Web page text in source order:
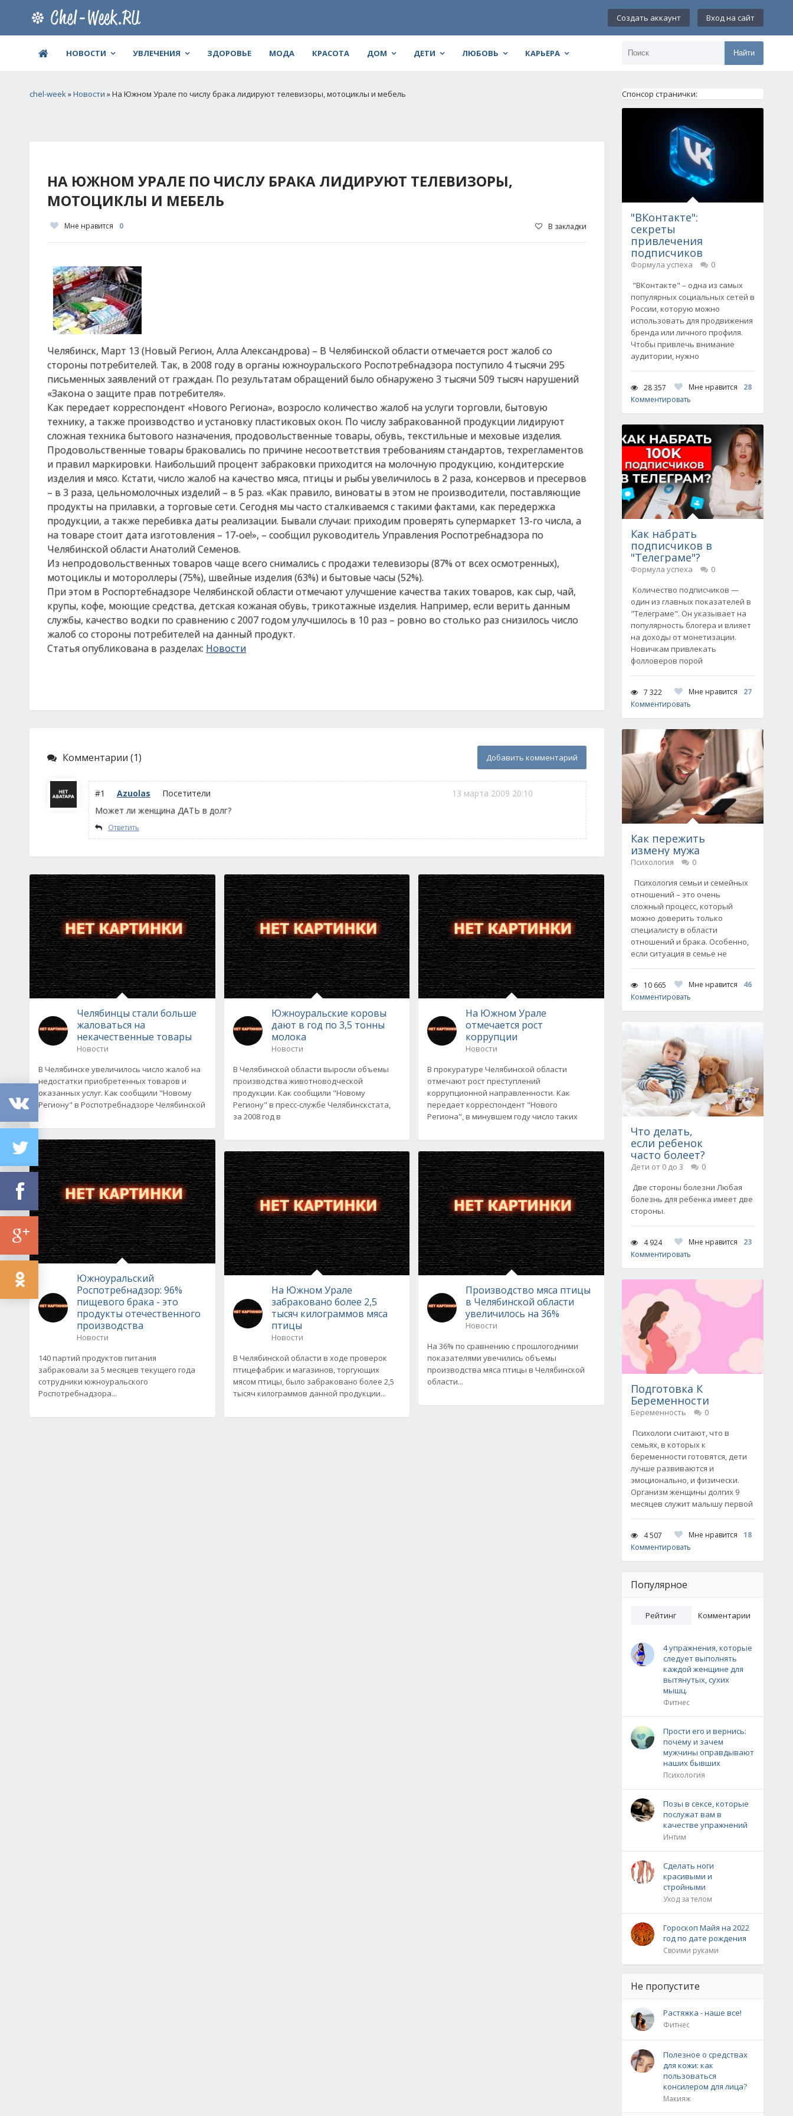
Создать аккаунт Вход на сайт
НОВОСТИ УВЛЕЧЕНИЯ ЗДОРОВЬЕ МОДА КРАСОТА ДОМ ДЕТИ ЛЮБОВЬ КАРЬЕРА Найти
chel-week»Новости » На Южном Урале по числу брака лидируют телевизоры, мотоциклы и мебель
НА ЮЖНОМ УРАЛЕ ПО ЧИСЛУ БРАКА ЛИДИРУЮТ ТЕЛЕВИЗОРЫ,
МОТОЦИКЛЫ И МЕБЕЛЬ
Мне нравится 0 В закладки
Челябинск, Март 13 (Новый Регион, Алла Александрова) – В Челябинской области отмечается рост жалоб со
стороны потребителей. Так, в 2008 году в органы южноуральского Роспотребнадзора поступило 4 тысячи 295
письменных заявлений от граждан. По результатам обращений было обнаружено 3 тысячи 509 тысяч нарушений
«Закона о защите прав потребителя».
Как передает корреспондент «Нового Региона», возросло количество жалоб на услуги торговли, бытовую
технику, а также производство и установку пластиковых окон. По числу забракованной продукции лидируют
сложная техника бытового назначения, продовольственные товары, обувь, текстильные и меховые изделия.
Продовольственные товары браковались по причине несоответствия требованиям стандартов, техрегламентов
и правил маркировки. Наибольший процент забраковки приходится на молочную продукцию, кондитерские
изделия и мясо. Кстати, число жалоб на качество мяса, птицы и рыбы увеличилось в 2 раза, консервов и пресервов
– в 3 раза, цельномолочных изделий – в 5 раз. «Как правило, виноваты в этом не производители, поставляющие
продукты на прилавки, а торговые сети. Сегодня мы часто сталкиваемся с такими фактами, как передержка
продукции, а также перебивка даты реализации. Бывали случаи: приходим проверять супермаркет 13-го числа, а
на товаре стоит дата изготовления – 17-ое!», – сообщил руководитель Управления Роспотребнадзора по
Челябинской области Анатолий Семенов.
Из непродовольственных товаров чаще всего снимались с продажи телевизоры (87% от всех осмотренных),
мотоциклы и мотороллеры (75%), швейные изделия (63%) и бытовые часы (52%).
При этом в Роспортебнадзоре Челябинской области отмечают улучшение качества таких товаров, как сыр, чай,
крупы, кофе, моющие средства, детская кожаная обувь, трикотажные изделия. Например, если верить данным
службы, качество водки по сравнению с 2007 годом улучшилось в 10 раз – ровно во столько раз снизилось число
жалоб со стороны потребителей на данный продукт.
Статья опубликована в разделах: Новости
Комментарии (1) Добавить комментарий
#1 Azuolas Посетители
13 марта 2009 20:10
Может ли женщина ДАТЬ в долг?
Ответить
Челябинцы стали больше
жаловаться на
некачественные товары
Новости
В Челябинске увеличилось число жалоб на
недостатки приобретенных товаров и
оказанных услуг. Как сообщили "Новому
Региону" в Роспотребнадзоре Челябинской
Южноуральский
Роспотребнадзор: 96%
пищевого брака - это
продукты отечественного
производства
Новости
140 партий продуктов питания
забраковали за 5 месяцев текущего года
сотрудники южноуральского
Роспотребнадзора...
Южноуральские коровы
дают в год по 3,5 тонны
молока
Новости
В Челябинской области выросли объемы
производства животноводческой
продукции. Как сообщили "Новому
Региону" в пресс-службе Челябинскстата,
за 2008 год в
На Южном Урале
забраковано более 2,5
тысяч килограммов мяса
птицы
Новости
В Челябинской области в ходе проверок
птицефабрик и магазинов, торгующих
мясом птицы, было забраковано более 2,5
тысяч килограммов данной продукции...
На Южном Урале
отмечается рост
коррупции
Новости
В прокуратуре Челябинской области
отмечают рост преступлений
коррупционной направленности. Как
передает корреспондент "Нового
Региона", в минувшем году число таких
Производство мяса птицы
в Челябинской области
увеличилось на 36%
Новости
На 36% по сравнению с прошлогодними
показателями увечились объемы
производства мяса птицы в Челябинской
области...
Спонсор странички:
"ВКонтакте":
секреты
привлечения
подписчиков
Формула успеха
0
"ВКонтакте" – одна из самых
популярных социальных сетей в
России, которую можно
использовать для продвижения
бренда или личного профиля.
Чтобы привлечь внимание
аудитории, нужно
28 357 Мне нравится
28
Комментировать
Как набрать
подписчиков в
"Телеграме"?
Формула успеха
0
Количество подписчиков —
один из главных показателей в
"Телеграме". Он указывает на
популярность блогера и влияет
на доходы от монетизации.
Новичкам привлекать
фолловеров порой
7 322 Мне нравится
27
Комментировать
Как пережить
измену мужа
Психология
0
Психология семьи и семейных
отношений – это очень
сложный процесс, который
можно доверить только
специалисту в области
отношений и брака. Особенно,
если ситуация в семье не
10 665 Мне нравится
46
Комментировать
Что делать,
если ребенок
часто болеет?
Дети от 0 до 3
0
Две стороны болезни Любая
болезнь для ребенка имеет две
стороны.
4 924 Мне нравится
23
Комментировать
Подготовка К
Беременности
Беременность
0
Психологи считают, что в
семьях, в которых к
беременности готовятся, дети
лучше развиваются и
эмоционально, и физически.
Организм женщины долгих 9
месяцев служит малышу первой
4 507 Мне нравится
18
Комментировать
Популярное
Рейтинг Комментарии
4 упражнения, которые
следует выполнять
каждой женщине для
вытянутых, сухих
мышц.
Фитнес
Прости его и вернись:
почему и зачем
мужчины оправдывают
наших бывших
Психология
Позы в сексе, которые
послужат вам в
качестве упражнений
Интим
Сделать ноги
красивыми и
стройными
Уход за телом
Гороскоп Майя на 2022
год по дате рождения
Своими руками
Не пропустите
Растяжка - наше все!
Фитнес
Полезное о средствах
для кожи: как
пользоваться
консилером для лица?
Макияж